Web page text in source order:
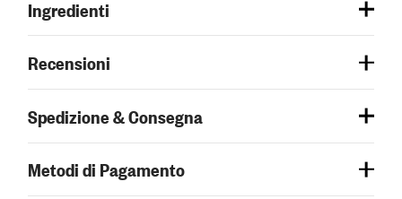
Ingredienti
Recensioni
Spedizione & Consegna
Metodi di Pagamento